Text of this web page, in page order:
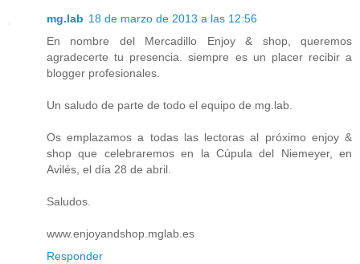
mg.lab 18 de marzo de 2013 a las 12:56
En nombre del Mercadillo Enjoy & shop, queremos
agradecerte tu presencia. siempre es un placer recibir a
blogger profesionales.
Un saludo de parte de todo el equipo de mg.lab.
Os emplazamos a todas las lectoras al próximo enjoy &
shop que celebraremos en la Cúpula del Niemeyer, en
Avilés, el día 28 de abril.
Saludos.
www.enjoyandshop.mglab.es
Responder